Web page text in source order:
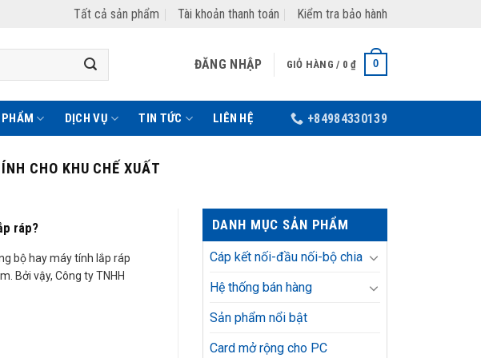
Tất cả sản phẩm Tài khoản thanh toán Kiểm tra bảo hành
ĐĂNG NHẬP GIỎ HÀNG / 0₫ 0
DỊCH VỤ TIN TỨC LIÊN HỆ +84984330139
CHO KHU CHẾ XUẤT
ráp?
bộ hay máy tính lắp ráp
Bởi vậy, Công ty TNHH
DANH MỤC SẢN PHẨM
Cáp kết nối-đầu nối-bộ chia
Hệ thống bán hàng
Sản phẩm nổi bật
Card mở rộng cho PC